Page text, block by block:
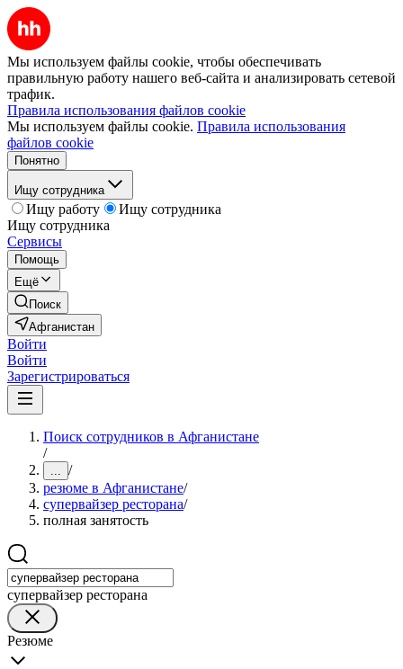
Мы используем файлы cookie, чтобы обеспечивать
правильную работу нашего веб-сайта и анализировать сетевой
трафик.
Правила использования файлов cookie
Мы используем файлы cookie. Правила использования
файлов cookie
Понятно
Ищу сотрудника
Ищу работу
Ищу сотрудника
Ищу сотрудника
Сервисы
Помощь
Ещё
Поиск
Афганистан
Войти
Войти
Зарегистрироваться
Поиск сотрудников в Афганистане
/
... /
резюме в Афганистане/
супервайзер ресторана/
полная занятость
супервайзер ресторана
Резюме